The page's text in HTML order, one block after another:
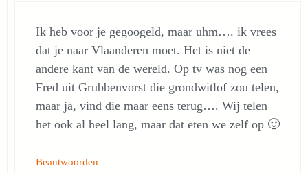
Ik heb voor je gegoogeld, maar uhm…. ik vrees
dat je naar Vlaanderen moet. Het is niet de
andere kant van de wereld. Op tv was nog een
Fred uit Grubbenvorst die grondwitlof zou telen,
maar ja, vind die maar eens terug…. Wij telen
het ook al heel lang, maar dat eten we zelf op 🙂
Beantwoorden